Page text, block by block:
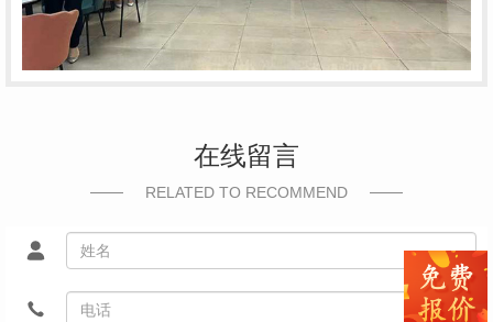
在线留言
RELATED TO RECOMMEND